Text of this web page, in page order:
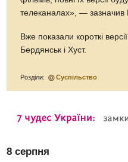
телеканалах», —
Вже показали короткі
Бердянськ і Хуст.
Розділи: Суспільство
8 серпня